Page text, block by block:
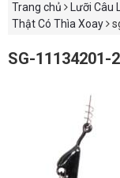
Trang chủ
Lưỡi
Thật Có Thìa Xoay
SG-11134201-